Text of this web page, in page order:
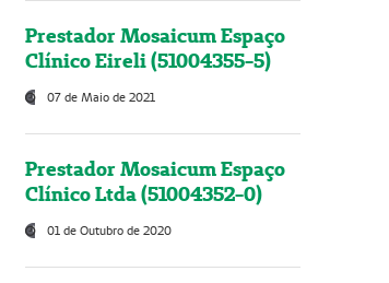
Prestador Mosaicum Espaço
Clínico Eireli (51004355-5)
07 de Maio de 2021
Prestador Mosaicum Espaço
Clínico Ltda (51004352-0)
01 de Outubro de 2020